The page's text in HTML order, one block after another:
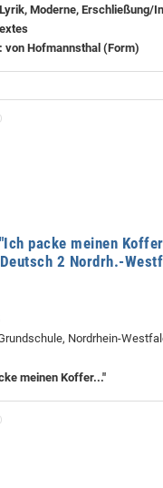
Moderne, Erschließung/
von Hofmannsthal (Form)
packe meinen
2 Nordrh.-
Nordrhein-
meinen Koffer..."